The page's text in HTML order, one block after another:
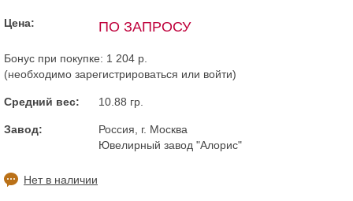
Цена: ПО ЗАПРОСУ
Бонус при покупке: 1 204 р.
(необходимо зарегистрироваться или войти)
Средний вес: 10.88 гр.
Завод:
Россия, г. Москва
Ювелирный завод "Алорис"
Нет в наличии